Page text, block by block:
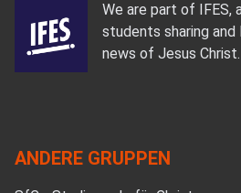
We are part of IFES,
students sharing
news of Jesus Christ.
ANDERE GRUPPEN